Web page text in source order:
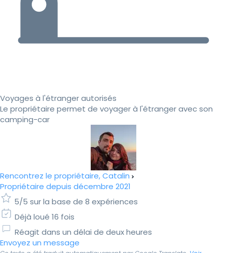
Voyages à l'étranger autorisés
Le propriétaire permet de voyager à l'étranger avec son
camping-car
Rencontrez le propriétaire, Catalin
Propriétaire depuis décembre 2021
5/5 sur la base de 8 expériences
Déjà loué 16 fois
Réagit dans un délai de deux heures
Envoyez un message